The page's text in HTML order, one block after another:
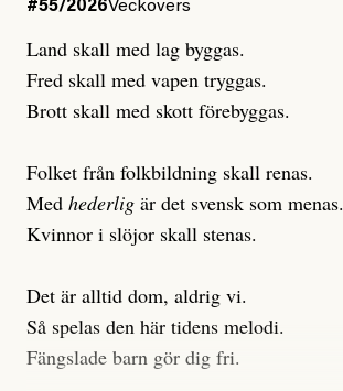
#55/2026Veckovers
Land skall med lag byggas.
Fred skall med vapen tryggas.
Brott skall med skott förebyggas.
Folket från folkbildning skall renas.
Med hederlig är det svensk som menas.
Kvinnor i slöjor skall stenas.
Det är alltid dom, aldrig vi.
Så spelas den här tidens melodi.
Fängslade barn gör dig fri.